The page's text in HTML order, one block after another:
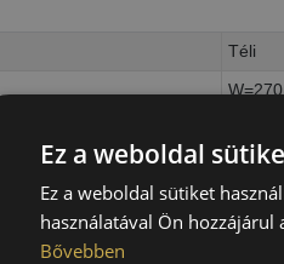
Téli
D
D
Ez a weboldal
Ez a weboldal sütiket
használatával Ön hozzájárul
Bővebben